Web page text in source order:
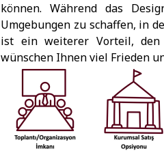
können. Während das
Umgebungen zu schaffen, in
ist ein weiterer Vorteil,
wünschen Ihnen viel Frieden